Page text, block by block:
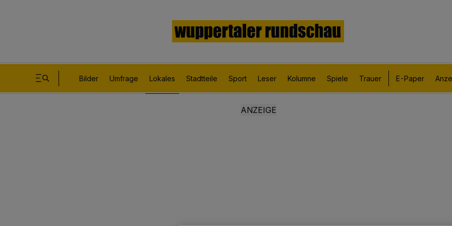
Bilder Umfrage Lokales Stadtteile Sport Leser Kolumne Spiele Trauer E-Paper